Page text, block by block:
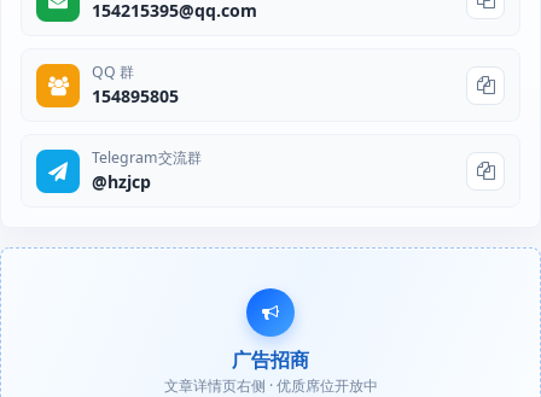
154215395@qq.com
QQ 群
154895805
Telegram交流群
@hzjcp
广告招商
文章详情页右侧 · 优质席位开放中